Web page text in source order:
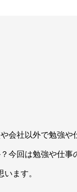
会社以外で勉強
今回は勉強や仕
ます。